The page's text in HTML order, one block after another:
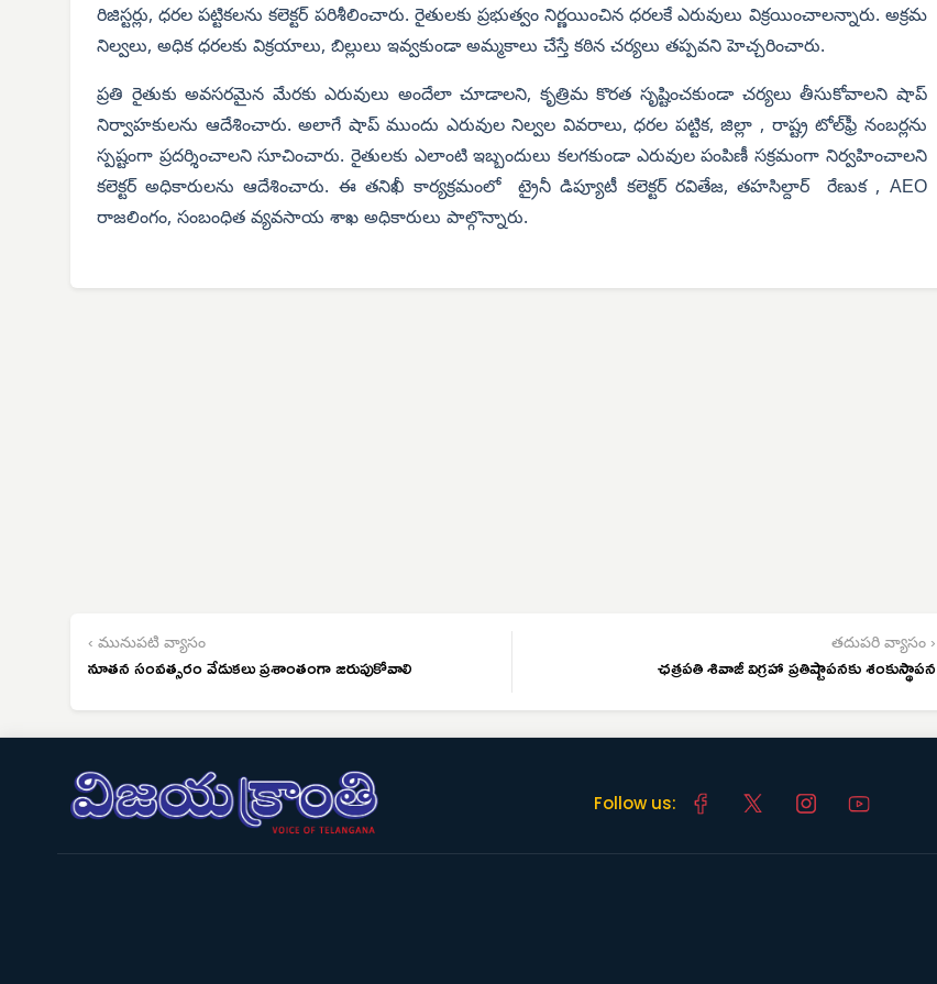
రిజిస్టర్లు, ధరల పట్టికలను కలెక్టర్ పరిశీలించారు. రైతులకు ప్రభుత్వం నిర్ణయించిన ధరలకే ఎరువులు విక్రయించాలన్నారు. అక్రమ
నిల్వలు, అధిక ధరలకు విక్రయాలు, బిల్లులు ఇవ్వకుండా అమ్మకాలు చేస్తే కఠిన చర్యలు తప్పవని హెచ్చరించారు.
ప్రతి రైతుకు అవసరమైన మేరకు ఎరువులు అందేలా చూడాలని, కృత్రిమ కొరత సృష్టించకుండా చర్యలు తీసుకోవాలని షాప్
నిర్వాహకులను ఆదేశించారు. అలాగే షాప్ ముందు ఎరువుల నిల్వల వివరాలు, ధరల పట్టిక, జిల్లా , రాష్ట్ర టోల్‌ఫ్రీ నంబర్లను
స్పష్టంగా ప్రదర్శించాలని సూచించారు. రైతులకు ఎలాంటి ఇబ్బందులు కలగకుండా ఎరువుల పంపిణీ సక్రమంగా నిర్వహించాలని
కలెక్టర్ అధికారులను ఆదేశించారు. ఈ తనిఖీ కార్యక్రమంలో ట్రైనీ డిప్యూటీ కలెక్టర్ రవితేజ, తహసిల్దార్ రేణుక , AEO
రాజలింగం, సంబంధిత వ్యవసాయ శాఖ అధికారులు పాల్గొన్నారు.
‹ మునుపటి వ్యాసం
నూతన సంవత్సరం వేడుకలు ప్రశాంతంగా జరుపుకోవాలి
తదుపరి వ్యాసం ›
ఛత్రపతి శివాజీ విగ్రహా ప్రతిష్టాపనకు శంకుస్థాపన
Follow us: